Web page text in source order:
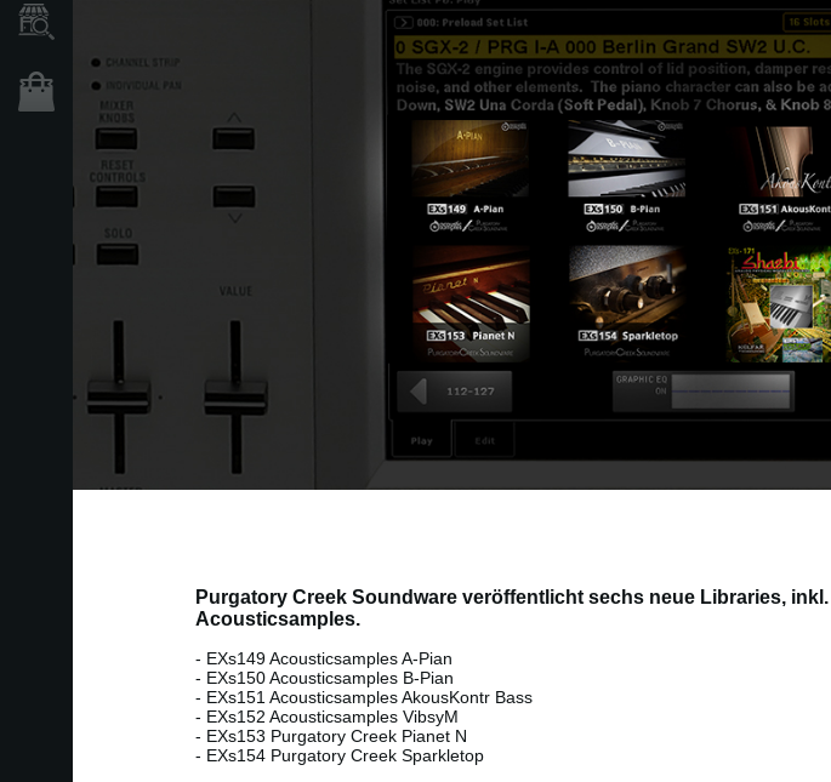
Shop
Purgatory Creek Soundware veröffentlicht sechs neue Libraries,
Acousticsamples.
- EXs149 Acousticsamples A-Pian
- EXs150 Acousticsamples B-Pian
- EXs151 Acousticsamples AkousKontr Bass
- EXs152 Acousticsamples VibsyM
- EXs153 Purgatory Creek Pianet N
- EXs154 Purgatory Creek Sparkletop